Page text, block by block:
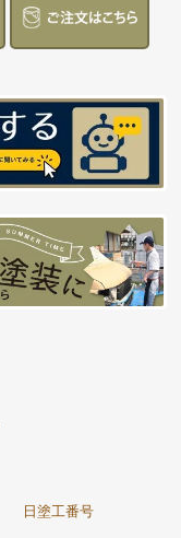
日塗工番号